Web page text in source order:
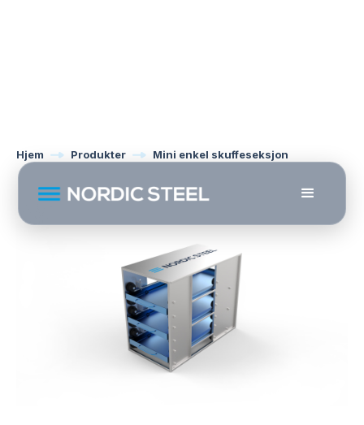
Hjem Produkter Mini enkel skuffeseksjon